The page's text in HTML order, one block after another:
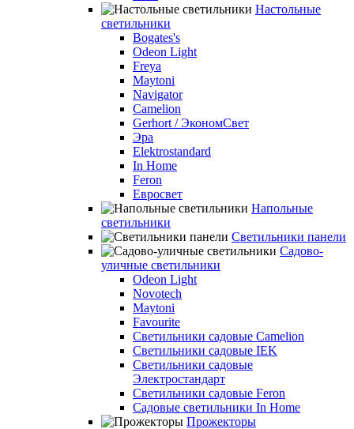
Настольные
светильники
Bogates's
Odeon Light
Freya
Maytoni
Navigator
Camelion
Gerhort / ЭкономСвет
Эра
Elektrostandard
In Home
Feron
Евросвет
Напольные
светильники
Светильники панели
Садово-
уличные светильники
Odeon Light
Novotech
Maytoni
Favourite
Светильники садовые Camelion
Светильники садовые IEK
Светильники садовые
Электростандарт
Светильники садовые Feron
Садовые светильники In Home
Прожекторы